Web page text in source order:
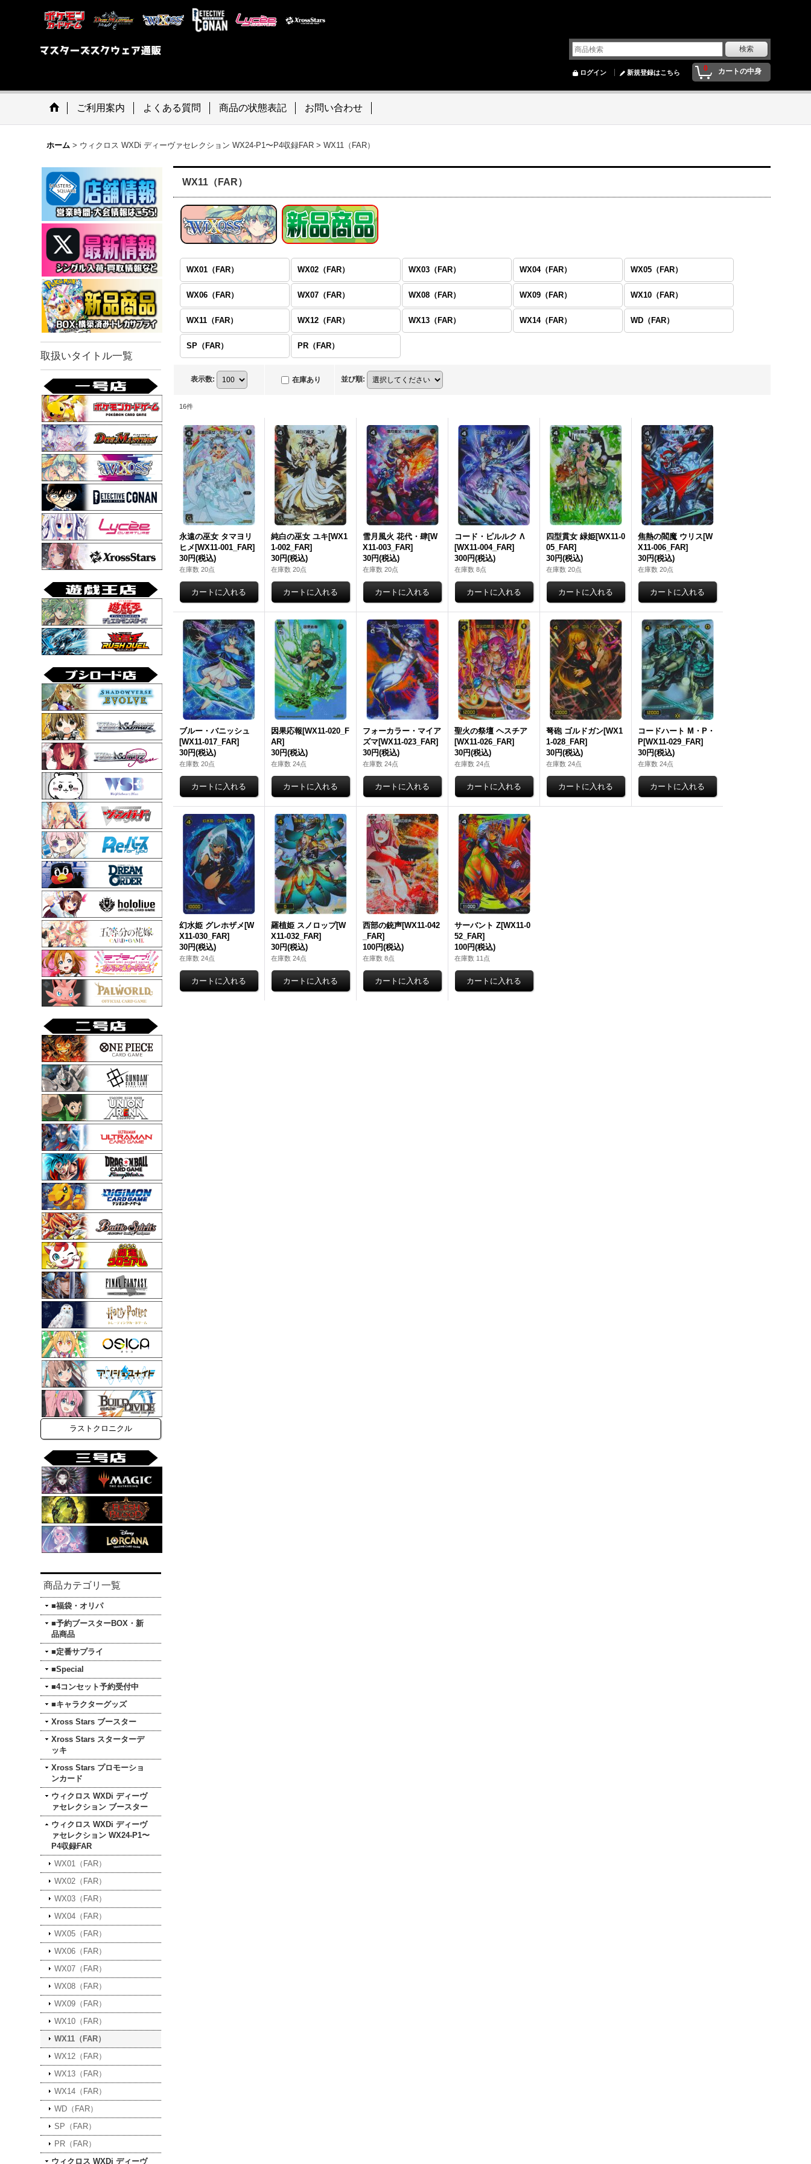
0 カートの中身
ログイン 新規登録はこちら
ご利用案内 よくある質問 商品の状態表記 お問い合わせ
ホーム > ウィクロス WXDi ディーヴァセレクション WX24-P1〜P4収録FAR > WX11（FAR）
取扱いタイトル一覧
ラストクロニクル
商品カテゴリ一覧
■福袋・オリパ
■予約ブースターBOX・新
品商品
■定番サプライ
■Special
■4コンセット予約受付中
■キャラクターグッズ
Xross Stars ブースター
Xross Stars スターターデ
ッキ
Xross Stars プロモーショ
ンカード
ウィクロス WXDi ディーヴ
ァセレクション ブースター
ウィクロス WXDi ディーヴ
ァセレクション WX24-P1〜
P4収録FAR
WX01（FAR）
WX02（FAR）
WX03（FAR）
WX04（FAR）
WX05（FAR）
WX06（FAR）
WX07（FAR）
WX08（FAR）
WX09（FAR）
WX10（FAR）
WX11（FAR）
WX12（FAR）
WX13（FAR）
WX14（FAR）
WD（FAR）
SP（FAR）
PR（FAR）
ウィクロス WXDi ディーヴ
WX11（FAR）
WX01（FAR） WX02（FAR） WX03（FAR） WX04（FAR） WX05（FAR）
WX06（FAR） WX07（FAR） WX08（FAR） WX09（FAR） WX10（FAR）
WX11（FAR） WX12（FAR） WX13（FAR） WX14（FAR） WD（FAR）
SP（FAR） PR（FAR）
表示数: 在庫あり 並び順:
16件
永遠の巫女 タマヨリ
ヒメ[WX11-001_FAR]
30円(税込)
在庫数 20点
純白の巫女 ユキ[WX1
1-002_FAR]
30円(税込)
在庫数 20点
雪月風火 花代・肆[W
X11-003_FAR]
30円(税込)
在庫数 20点
コード・ピルルク Λ
[WX11-004_FAR]
300円(税込)
在庫数 8点
四型貫女 緑姫[WX11-0
05_FAR]
30円(税込)
在庫数 20点
焦熱の閻魔 ウリス[W
X11-006_FAR]
30円(税込)
在庫数 20点
ブルー・バニッシュ
[WX11-017_FAR]
30円(税込)
在庫数 20点
因果応報[WX11-020_F
AR]
30円(税込)
在庫数 24点
フォーカラー・マイア
ズマ[WX11-023_FAR]
30円(税込)
在庫数 24点
聖火の祭壇 ヘスチア
[WX11-026_FAR]
30円(税込)
在庫数 24点
弩砲 ゴルドガン[WX1
1-028_FAR]
30円(税込)
在庫数 24点
コードハート M・P・
P[WX11-029_FAR]
30円(税込)
在庫数 24点
幻水姫 グレホザメ[W
X11-030_FAR]
30円(税込)
在庫数 24点
羅植姫 スノロップ[W
X11-032_FAR]
30円(税込)
在庫数 24点
西部の銃声[WX11-042
_FAR]
100円(税込)
在庫数 8点
サーバント Z[WX11-0
52_FAR]
100円(税込)
在庫数 11点